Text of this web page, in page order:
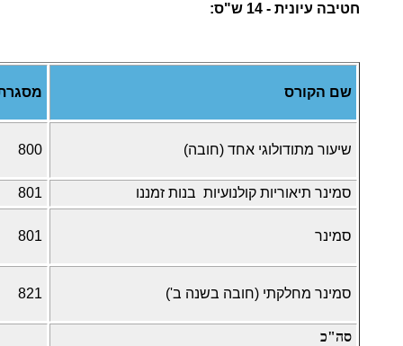
חטיבה עיונית - 14 ש"ס:
שם הקורס
שיעור מתודולוגי אחד (חובה) 800
סמינר תיאוריות קולנועיות בנות זמננו 801
סמינר 801
סמינר מחלקתי (חובה בשנה ב') 821
סה"כ